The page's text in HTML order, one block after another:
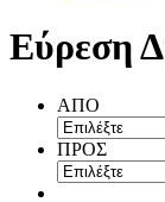
Εύρεση
ΑΠΟ
ΠΡΟΣ